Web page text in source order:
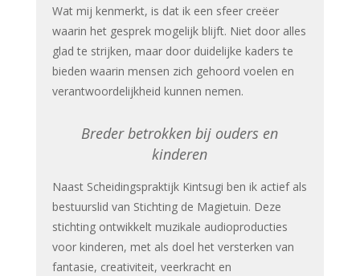
Wat mij kenmerkt, is dat ik een sfeer creëer
waarin het gesprek mogelijk blijft. Niet door alles
glad te strijken, maar door duidelijke kaders te
bieden waarin mensen zich gehoord voelen en
verantwoordelijkheid kunnen nemen.
Breder betrokken bij ouders en
kinderen
Naast Scheidingspraktijk Kintsugi ben ik actief als
bestuurslid van Stichting de Magietuin. Deze
stichting ontwikkelt muzikale audioproducties
voor kinderen, met als doel het versterken van
fantasie, creativiteit, veerkracht en